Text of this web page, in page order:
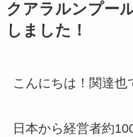
クアラルンプー
しました！
こんにちは！関達也
日本から経営者約